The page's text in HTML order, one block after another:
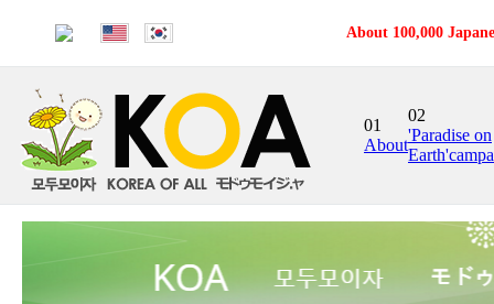
About 100,000
01
About
02
'Paradise on